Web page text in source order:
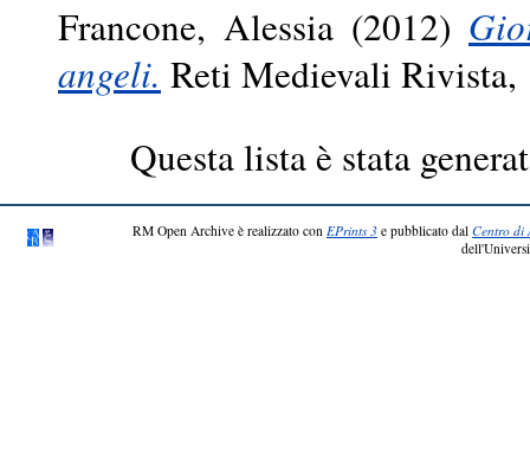
Francone, Alessia (2012)
angeli. Reti Medievali Rivista,
Questa lista è stata
RM Open Archive è realizzato con EPrints 3 e pubblicato dal Centro di